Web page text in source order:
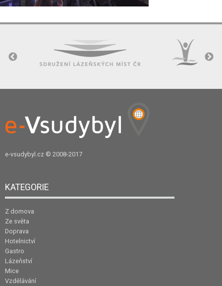
e-vsudybyl.cz © 2008-2017
KATEGORIE
Z domova
Ze světa
Doprava
Hotelnictví
Gastro
Lázeňství
Mice
Vzdělávání